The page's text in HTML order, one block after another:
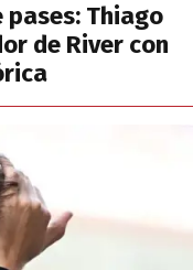
pases: Thiago
de River con